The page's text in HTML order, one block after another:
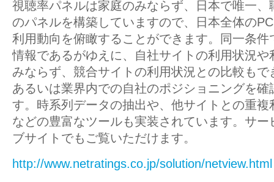
視聴率パネルは家庭のみならず、日本で唯一
のパネルを構築していますので、日本全体の
利用動向を俯瞰することができます。同一条件
情報であるがゆえに、自社サイトの利用状況や
みならず、競合サイトの利用状況との比較も
あるいは業界内での自社のポジショニングを
す。時系列データの抽出や、他サイトとの重複
などの豊富なツールも実装されています。サ
ブサイトでもご覧いただけます。
http://www.netratings.co.jp/solution/netview.html